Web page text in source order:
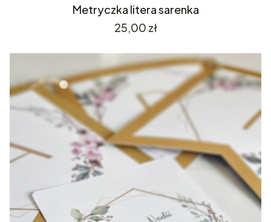
Metryczka litera sarenka
Cena
25,00 zł